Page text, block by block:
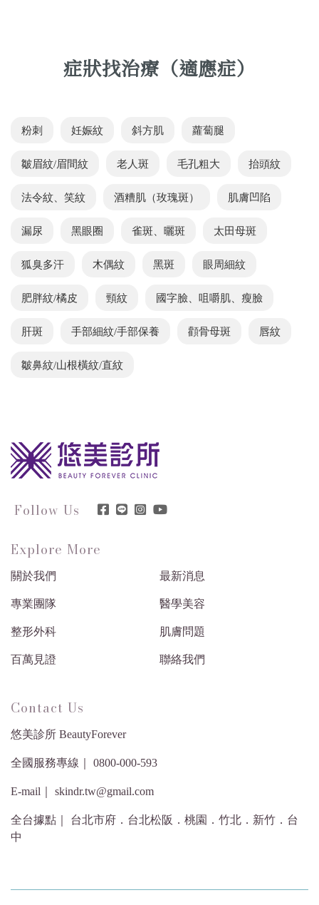
症狀找治療（適應症）
粉刺 妊娠紋 斜方肌 蘿蔔腿
皺眉紋/眉間紋 老人斑 毛孔粗大 抬頭紋
法令紋、笑紋 酒糟肌（玫瑰斑） 肌膚凹陷
漏尿 黑眼圈 雀斑、曬斑 太田母斑
狐臭多汗 木偶紋 黑斑 眼周細紋
肥胖紋/橘皮 頸紋 國字臉、咀嚼肌、瘦臉
肝斑 手部細紋/手部保養 顴骨母斑 唇紋
皺鼻紋/山根橫紋/直紋
Follow Us
Explore More
關於我們 最新消息
專業團隊 醫學美容
整形外科 肌膚問題
百萬見證 聯絡我們
Contact Us
悠美診所 BeautyForever
全國服務專線｜ 0800-000-593
E-mail｜ skindr.tw@gmail.com
全台據點｜ 台北市府．台北松阪．桃園．竹北．新竹．台
中